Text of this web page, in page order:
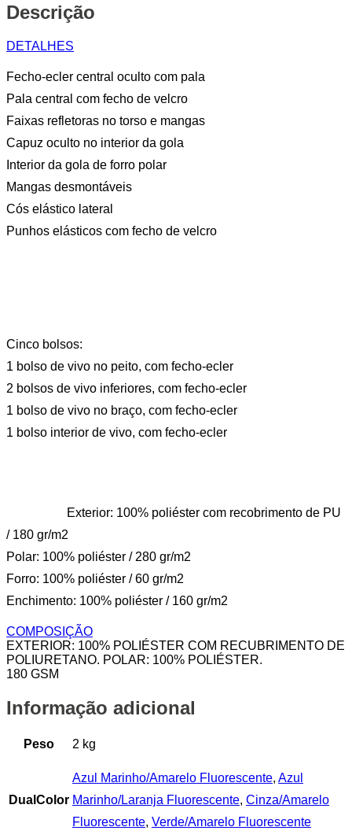
Descrição
DETALHES
Fecho-ecler central oculto com pala
Pala central com fecho de velcro
Faixas refletoras no torso e mangas
Capuz oculto no interior da gola
Interior da gola de forro polar
Mangas desmontáveis
Cós elástico lateral
Punhos elásticos com fecho de velcro
Cinco bolsos:
1 bolso de vivo no peito, com fecho-ecler
2 bolsos de vivo inferiores, com fecho-ecler
1 bolso de vivo no braço, com fecho-ecler
1 bolso interior de vivo, com fecho-ecler
Exterior: 100% poliéster com recobrimento de PU
/ 180 gr/m2
Polar: 100% poliéster / 280 gr/m2
Forro: 100% poliéster / 60 gr/m2
Enchimento: 100% poliéster / 160 gr/m2
COMPOSIÇÃO
EXTERIOR: 100% POLIÉSTER COM RECUBRIMENTO DE
POLIURETANO. POLAR: 100% POLIÉSTER.
180 GSM
Informação adicional
Peso 2 kg
DualColor
Azul Marinho/Amarelo Fluorescente, Azul
Marinho/Laranja Fluorescente, Cinza/Amarelo
Fluorescente, Verde/Amarelo Fluorescente